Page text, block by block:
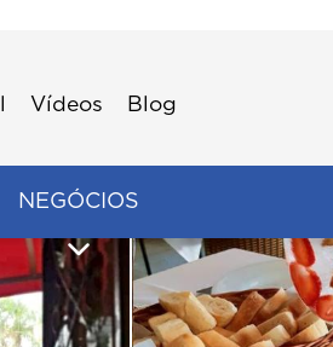
Vídeos Blog
NEGÓCIOS